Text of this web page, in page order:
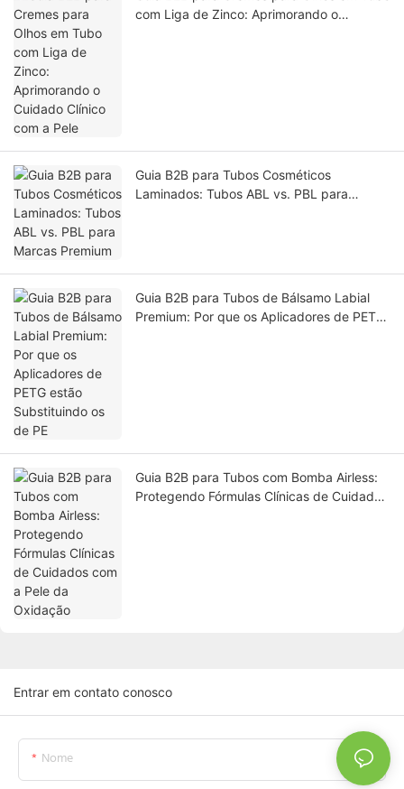
com Liga de Zinco: Aprimorando o
Guia B2B para Tubos Cosméticos
Laminados: Tubos ABL vs. PBL para
Guia B2B para Tubos de Bálsamo Labial
Premium: Por que os Aplicadores de PETG
Guia B2B para Tubos com Bomba Airless:
Protegendo Fórmulas Clínicas de Cuidados
Entrar em contato conosco
Nome